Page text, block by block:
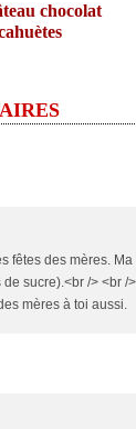
chocolat
fêtes des mères.
sucre).<br /> <br /
mères à toi aussi.